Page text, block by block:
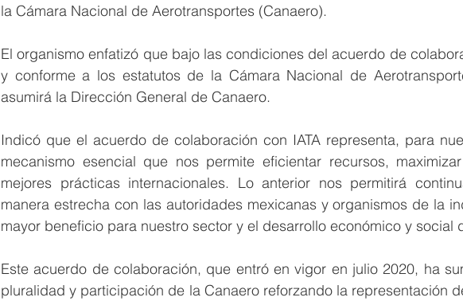
la Cámara Nacional de Aerotransportes (Canaero).
El organismo enfatizó que bajo las condiciones del acuerdo de
y conforme a los estatutos de la Cámara Nacional de
asumirá la Dirección General de Canaero.
Indicó que el acuerdo de colaboración con IATA representa, para
mecanismo esencial que nos permite eficientar recursos,
mejores prácticas internacionales. Lo anterior nos permitirá
manera estrecha con las autoridades mexicanas y organismos de la
mayor beneficio para nuestro sector y el desarrollo económico y social
Este acuerdo de colaboración, que entró en vigor en julio 2020, ha
pluralidad y participación de la Canaero reforzando la representación